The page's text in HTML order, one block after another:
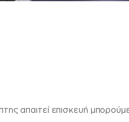
απαιτεί επισκευή